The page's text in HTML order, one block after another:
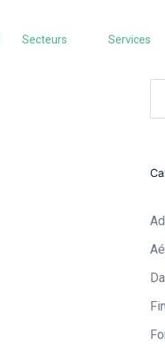
Secteurs Services